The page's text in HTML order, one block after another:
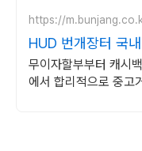
https://
HUD 번개장터 국
거래
무이자할부부터 캐시
에서 합리적으로 중고